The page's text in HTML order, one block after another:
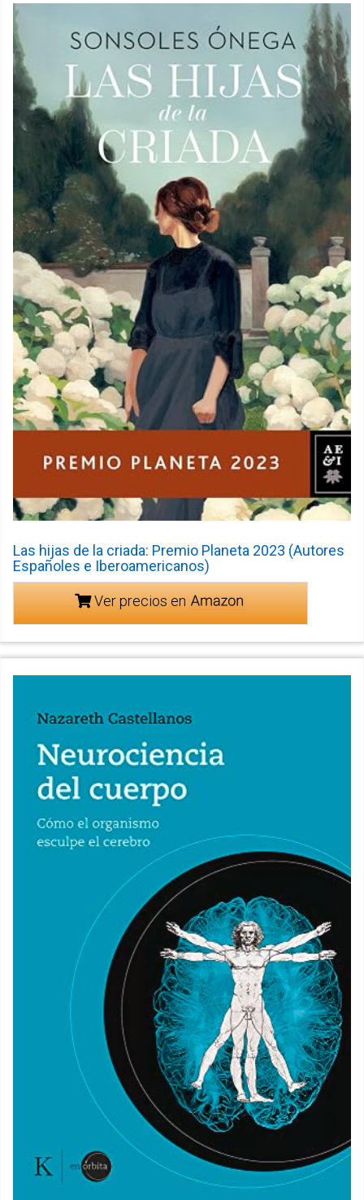
Las hijas de la criada: Premio Planeta 2023 (Autores
Españoles e Iberoamericanos)
Ver precios en